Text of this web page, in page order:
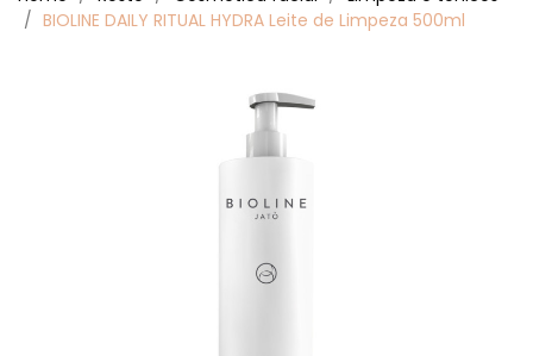
BIOLINE DAILY RITUAL HYDRA Leite de Limpeza 500ml